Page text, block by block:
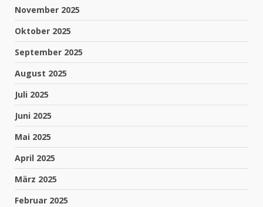
November 2025
Oktober 2025
September 2025
August 2025
Juli 2025
Juni 2025
Mai 2025
April 2025
März 2025
Februar 2025